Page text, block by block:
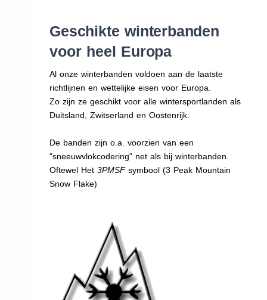
Geschikte winterbanden
voor heel Europa
Al onze winterbanden voldoen aan de laatste
richtlijnen en wettelijke eisen voor Europa.
Zo zijn ze geschikt voor alle wintersportlanden als
Duitsland, Zwitserland en Oostenrijk.
De banden zijn o.a. voorzien van een
"sneeuwvlokcodering" net als bij winterbanden.
Oftewel Het3PMSFsymbool (3 Peak Mountain
Snow Flake)